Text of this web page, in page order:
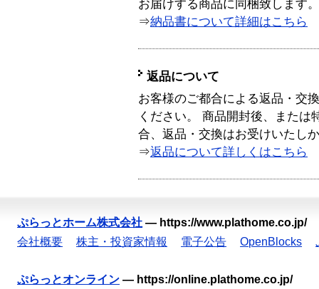
お届けする商品に同梱致します。
⇒納品書について詳細はこちら
返品について
お客様のご都合による返品・交
ください。 商品開封後、または
合、返品・交換はお受けいたし
⇒返品について詳しくはこちら
ぷらっとホーム株式会社 — https://www.plathome.co.jp/
会社概要
株主・投資家情報 電子公告 OpenBlocks
ぷらっとオンライン — https://online.plathome.co.jp/